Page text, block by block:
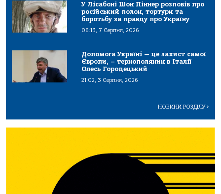
У Лісабоні Шон Піннер розповів про
російський полон, тортури та
боротьбу за правду про Україну
06:13, 7 Серпня, 2026
Допомога Україні — це захист самої
Європи, – тернополянин в Італії
Олесь Городецький
21:02, 3 Серпня, 2026
НОВИНИ РОЗДІЛУ>